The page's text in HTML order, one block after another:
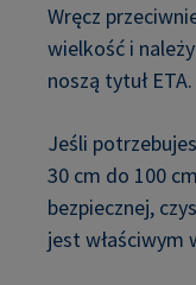
Wręcz
wielkość i
noszą tytuł ETA.
Jeśli
30 cm do 100
bezpiecznej,
jest właściwym